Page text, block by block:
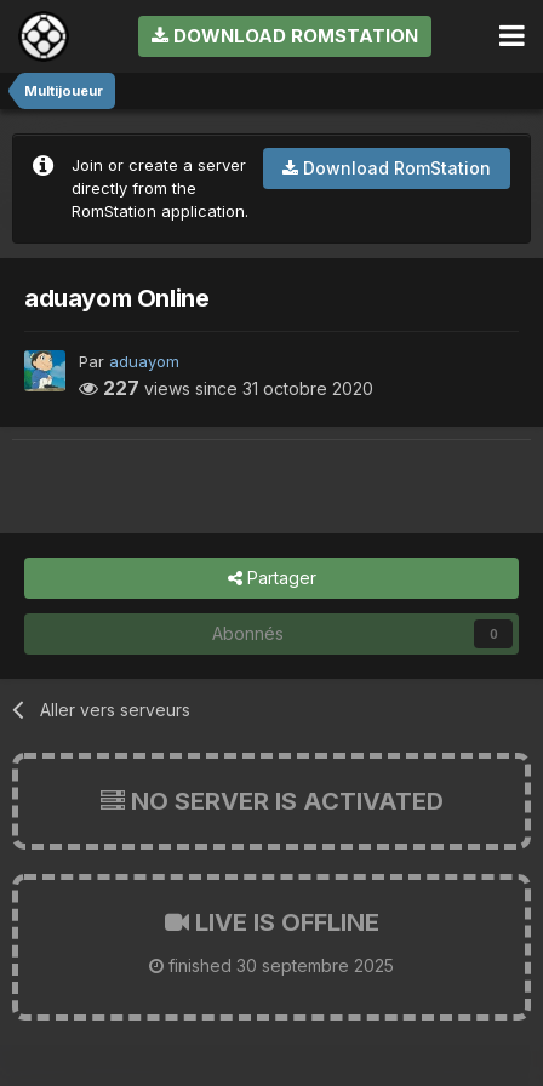
DOWNLOAD ROMSTATION
Multijoueur
Download RomStation
Join or create a server
directly from the
RomStation application.
aduayom Online
Par aduayom
227 views since 31 octobre 2020
Partager
Abonnés 0
Aller vers serveurs
NO SERVER IS ACTIVATED
LIVE IS OFFLINE
finished 30 septembre 2025